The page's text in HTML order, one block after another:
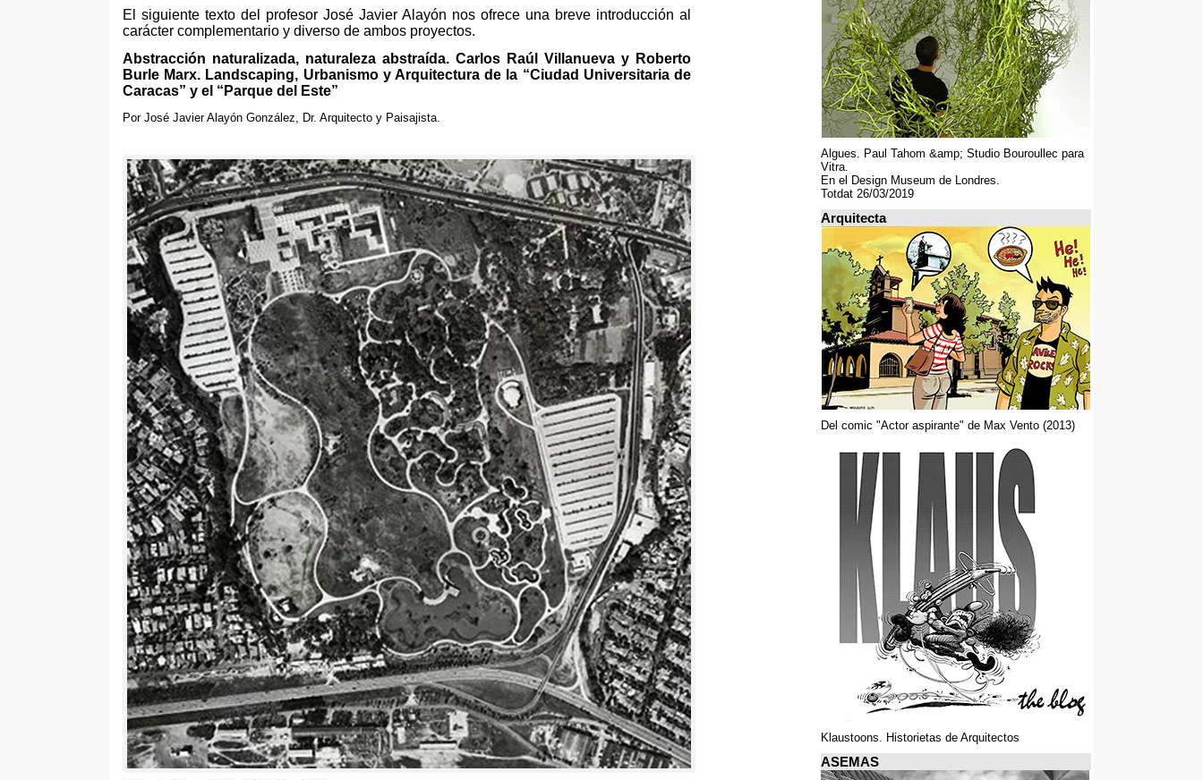
El siguiente texto del profesor José Javier Alayón nos ofrece una breve introducción al
carácter complementario y diverso de ambos proyectos.
Abstracción naturalizada, naturaleza abstraída. Carlos Raúl Villanueva y Roberto
Burle Marx. Landscaping, Urbanismo y Arquitectura de la “Ciudad Universitaria de
Caracas” y el “Parque del Este”
Por José Javier Alayón González Dr. Arquitecto y Paisajista
Algues. Paul Tahom &amp; Studio Bouroullec para
Vitra.
En el Design Museum de Londres.
Totdat 26/03/2019
Arquitecta
Del comic "Actor aspirante" de Max Vento (2013)
Klaustoons. Historietas de Arquitectos
ASEMAS